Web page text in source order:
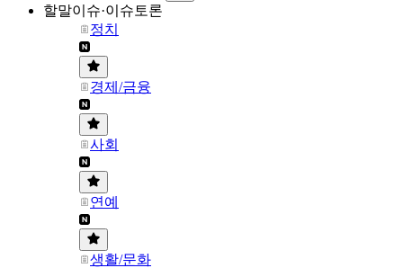
할말이슈·이슈토론
정치
경제/금융
사회
연예
생활/문화